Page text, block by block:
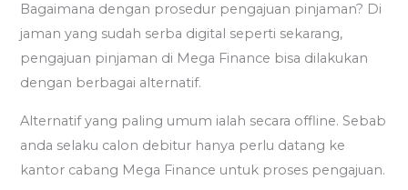
Bagaimana dengan prosedur pengajuan pinjaman? Di
jaman yang sudah serba digital seperti sekarang,
pengajuan pinjaman di Mega Finance bisa dilakukan
dengan berbagai alternatif.
Alternatif yang paling umum ialah secara offline. Sebab
anda selaku calon debitur hanya perlu datang ke
kantor cabang Mega Finance untuk proses pengajuan.